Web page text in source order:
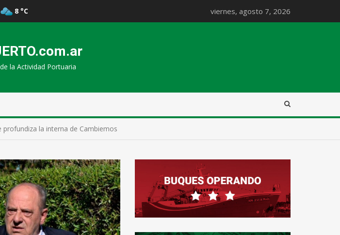
8 °C viernes, agosto 7, 2026
la Actividad Portuaria
profundiza la interna de Cambiemos